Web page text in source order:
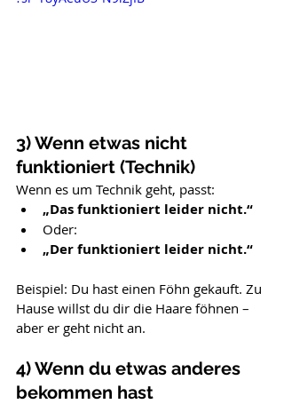
3) Wenn etwas nicht
funktioniert (Technik)
Wenn es um Technik geht, passt:
„Das funktioniert leider nicht.“
Oder:
„Der funktioniert leider nicht.“
Beispiel: Du hast einen Föhn gekauft. Zu
Hause willst du dir die Haare föhnen –
aber er geht nicht an.
4) Wenn du etwas anderes
bekommen hast